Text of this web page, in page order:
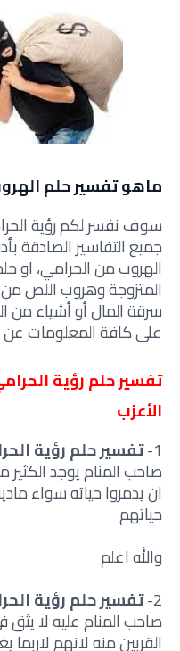
ماهو تفسير حلم
سوف نفسر لكم رؤية
جميع التفاسير الصادقة
الهروب من الحرامي، او
المتزوجة وهروب اللص من
سرقة المال أو أشياء من
على كافة المعلومات عن
تفسير حلم رؤية
الأعزب
1- تفسير حلم رؤية
صاحب المنام يوجد
ان يدمروا حياته سواء
حياتهم
والله اعلم
2- تفسير حلم رؤية
صاحب المنام عليه لا
القربين منه لانهم